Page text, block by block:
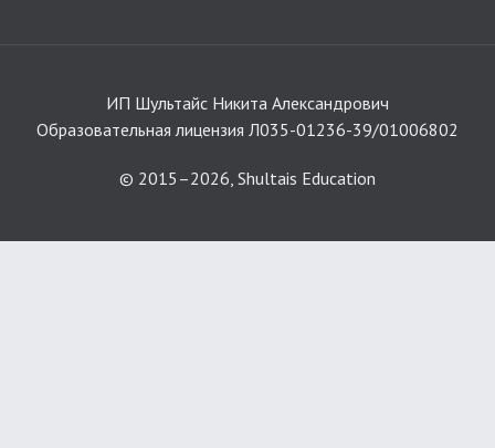
ИП Шультайс Никита Александрович
Образовательная лицензия Л035-01236-39/01006802
© 2015–2026, Shultais Education